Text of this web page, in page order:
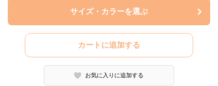
サイズ・カラーを選ぶ
カートに追加する
お気に入りに追加する